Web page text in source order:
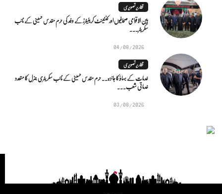
تقاریر تصویری
بین الاقوامی صحافیوں اور کنٹینٹ کریئیٹرز کے وفد کی حرم مقدس حسینی کے نائب
سکریٹر...
04/08/2026
تقاریر تصویری
خدمات کے بہاؤ کا جائزہ.. حرم مقدس حسینی کے نائب سکریٹری جنرل کا متعدد
خدماتی شعب...
03/08/2026